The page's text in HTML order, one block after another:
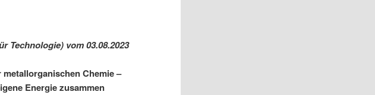
Technologie) vom 03.08.2023
Chemie –
Energie zusammen